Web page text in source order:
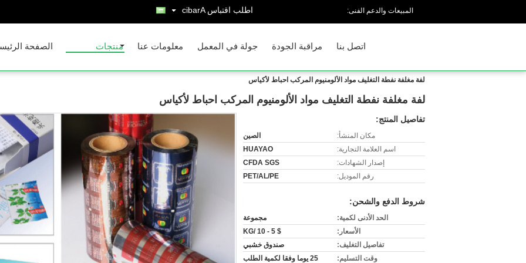
المبيعات والدعم الفنى: اطلب اقتباس Arabic
الصفحة منتجات معلومات عنا جولة في المعمل مراقبة الجودة اتصل بنا
لفة مغلفة نفطة التغليف مواد الألومنيوم المركب احباط لأكياس
لفة مغلفة نفطة التغليف مواد الألومنيوم المركب احباط لأكياس
تفاصيل المنتج:
مكان المنشأ:
الصين
اسم العلامة التجارية:
HUAYAO
إصدار الشهادات:
CFDA SGS
رقم الموديل:
PET/AL/PE
شروط الدفع والشحن:
الحد الأدنى لكمية:
مجموعة
الأسعار:
$ 5 - 10 /KG
تفاصيل التغليف:
صندوق خشبي
وقت التسليم:
25 يوما وفقا لكمية الطلب